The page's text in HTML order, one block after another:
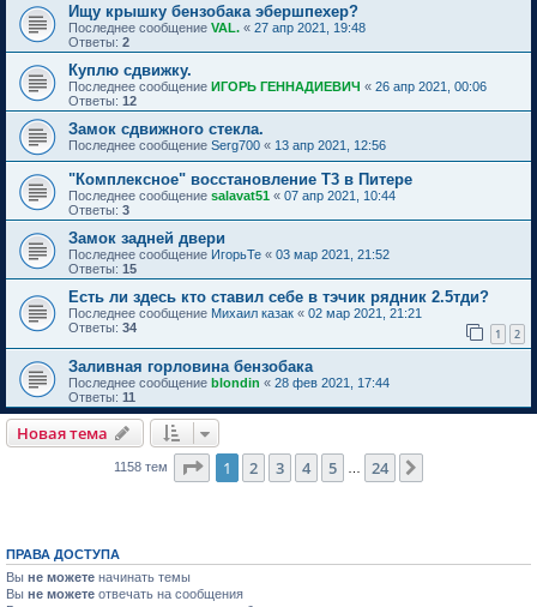
Ищу крышку бензобака эбершпехер?
Последнее сообщение VAL. « 27 апр 2021, 19:48
Ответы: 2
Куплю сдвижку.
Последнее сообщение ИГОРЬ ГЕННАДИЕВИЧ « 26 апр 2021, 00:06
Ответы: 12
Замок сдвижного стекла.
Последнее сообщение Serg700 « 13 апр 2021, 12:56
"Комплексное" восстановление Т3 в Питере
Последнее сообщение salavat51 « 07 апр 2021, 10:44
Ответы: 3
Замок задней двери
Последнее сообщение ИгорьТе « 03 мар 2021, 21:52
Ответы: 15
Есть ли здесь кто ставил себе в тэчик рядник 2.5тди?
Последнее сообщение Михаил казак « 02 мар 2021, 21:21
Ответы: 34 1 2
Заливная горловина бензобака
Последнее сообщение blondin « 28 фев 2021, 17:44
Ответы: 11
Новая тема
1158 тем Страница из 24
1 2 3 4 5 24
ПРАВА ДОСТУПА
Вы не можете начинать темы
Вы не можете отвечать на сообщения